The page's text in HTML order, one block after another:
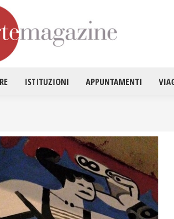
ISTITUZIONI APPUNTAMENTI
HOME